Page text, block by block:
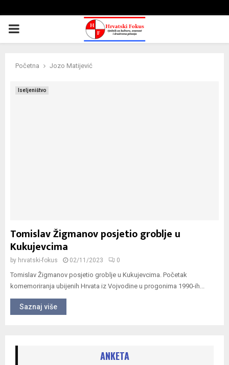
PRIMARY
Početna Jozo Matijević
Iseljeništvo
Tomislav Žigmanov posjetio groblje u
Kukujevcima
by hrvatski-fokus 02/11/2023 0
Tomislav Žigmanov posjetio groblje u Kukujevcima. Početak
komemoriranja ubijenih Hrvata iz Vojvodine u progonima 1990-ih...
Saznaj više
ANKETA